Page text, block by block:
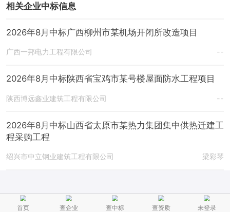
相关企业中标信息
2026年8月中标广西柳州市某机场开闭所改造项目
广西一邦电力工程有限公司 --
2026年8月中标陕西省宝鸡市某号楼屋面防水工程项目
陕西博远鑫业建筑工程有限公司 --
2026年8月中标山西省太原市某热力集团集中供热迁建工
程采购工程
绍兴市中立钢业建筑工程有限公司 梁彩琴
首页 查企业 查中标 查资质 未登录